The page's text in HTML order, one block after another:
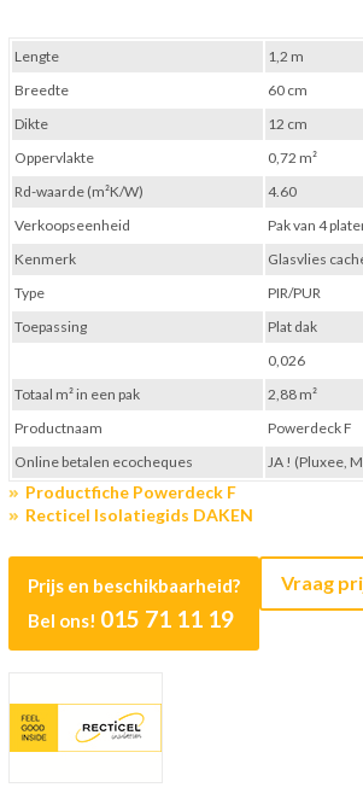
Productfiche Powerdeck F
Recticel Isolatiegids DAKEN
Prijs en beschikbaarheid?
Bel ons! 015 71 11 19
Vraag
Lengte
1,2 m
Breedte
60 cm
Dikte
12 cm
Oppervlakte
0,72 m²
Rd-waarde (m²K/W)
4.60
Verkoopseenheid
Pak van 4
Kenmerk
Glasvlies
Type
PIR/PUR
Toepassing
Plat dak
0,026
Totaal m² in een pak
2,88 m²
Productnaam
Powerdeck F
Online betalen ecocheques
JA ! (Pluxee,